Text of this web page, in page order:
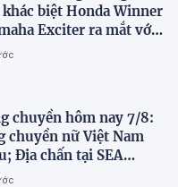
biệt Honda Winner
Exciter ra mắt với
chuyền hôm nay 7/8:
chuyền nữ Việt Nam
Địa chấn tại SEA